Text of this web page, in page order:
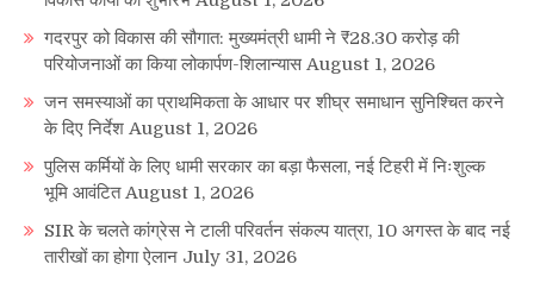
गदरपुर को विकास की सौगात: मुख्यमंत्री धामी ने ₹28.30 करोड़ की
परियोजनाओं का किया लोकार्पण-शिलान्यास August 1, 2026
जन समस्याओं का प्राथमिकता के आधार पर शीघ्र समाधान सुनिश्चित करने
के दिए निर्देश August 1, 2026
पुलिस कर्मियों के लिए धामी सरकार का बड़ा फैसला, नई टिहरी में निःशुल्क
भूमि आवंटित August 1, 2026
SIR के चलते कांग्रेस ने टाली परिवर्तन संकल्प यात्रा, 10 अगस्त के बाद नई
तारीखों का होगा ऐलान July 31, 2026